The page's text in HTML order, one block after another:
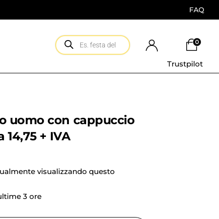
FAQ
0
Trustpilot
uomo con cappuccio
+ IVA
visualizzando questo
3 ore